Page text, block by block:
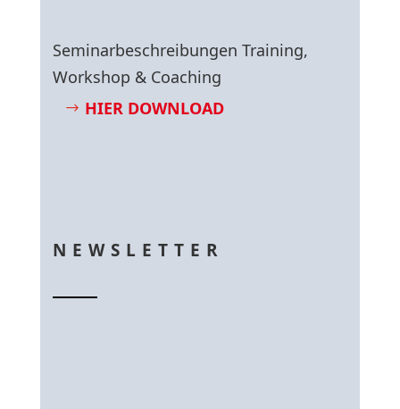
Seminarbeschreibungen Training,
Workshop & Coaching
HIER DOWNLOAD
NEWSLETTER